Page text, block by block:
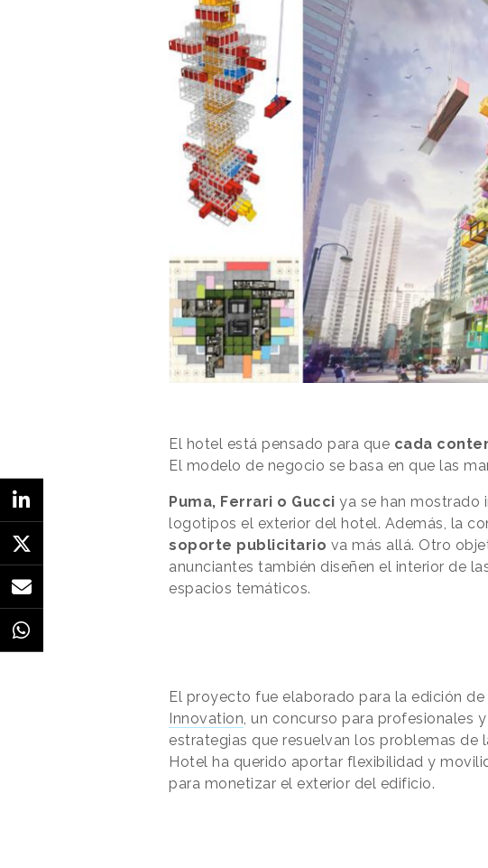
El hotel está pensado para que cada
El modelo de negocio se basa en que las
Puma, Ferrari o Gucci ya se han mostrado
logotipos el exterior del hotel. Además, la
soporte publicitario va más allá. Otro
anunciantes también diseñen el interior de
espacios temáticos.
El proyecto fue elaborado para la edición
Innovation , un concurso para profesionales
estrategias que resuelvan los problemas de
Hotel ha querido aportar flexibilidad y
para monetizar el exterior del edificio.